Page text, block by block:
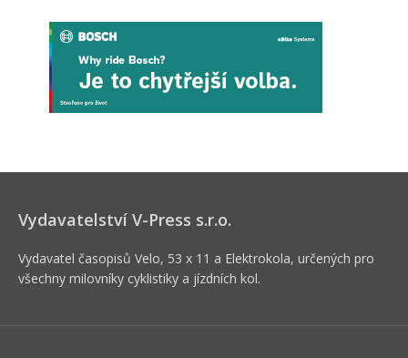
Vydavatelství V-Press s.r.o.
Vydavatel časopisů Velo, 53 x 11 a Elektrokola, určených pro
všechny milovníky cyklistiky a jízdních kol.